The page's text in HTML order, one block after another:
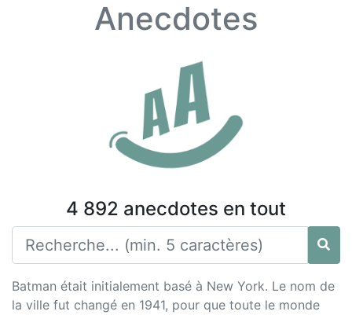
Anecdotes
4 892 anecdotes en tout
Batman était initialement basé à New York. Le nom de
la ville fut changé en 1941, pour que toute le monde